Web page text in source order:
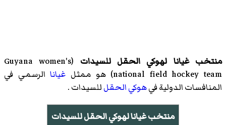
منتخب غيانا لهوكي الحقل للسيدات (
Guyana women's
national field hockey team)‏ هو ممثل غياناالرسمي في
المنافسات الدولية فيهوكي الحقلللسيدات .
منتخب غيانا لهوكي الحقل للسيدات